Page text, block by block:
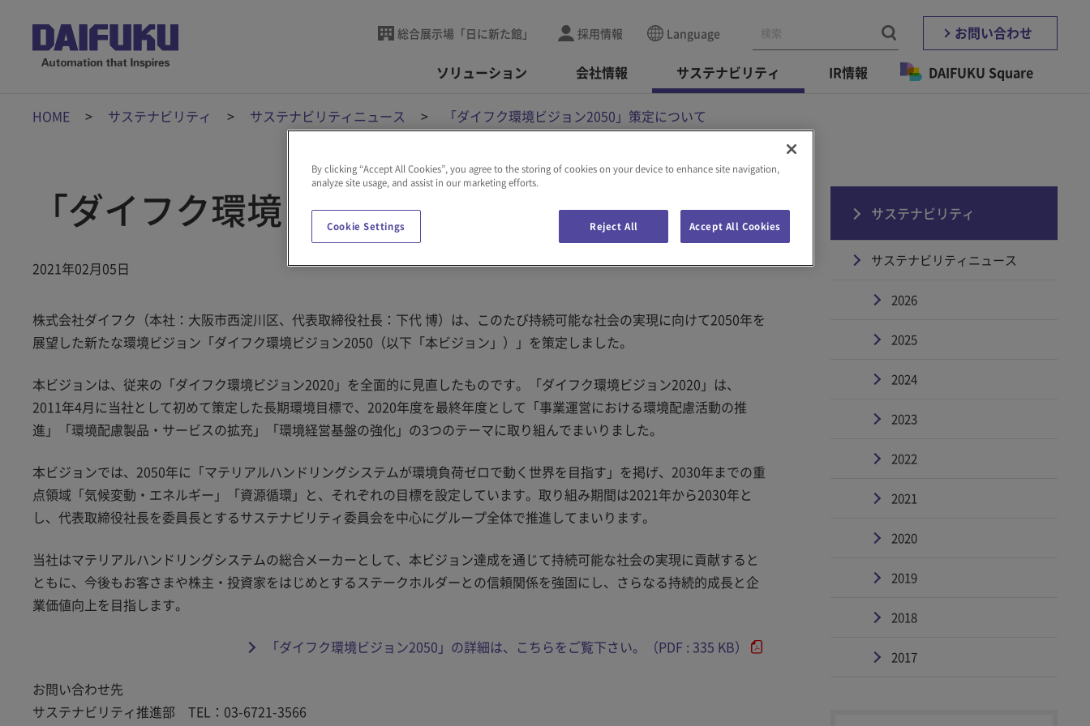
総合展示場「日に新た館」 採用情報 Language お問い合わせ
ソリューション 会社情報 サステナビリティ IR情報 DAIFUKU Square
HOME サステナビリティ サステナビリティニュース 「ダイフク環境ビジョン2050」策定について
「ダイフク環境ビジョン2050」策定について
2021年02月05日
株式会社ダイフク（本社：大阪市西淀川区、代表取締役社長：下代 博）は、このたび持続可能な社会の実現に向けて2050年を
展望した新たな環境ビジョン「ダイフク環境ビジョン2050（以下「本ビジョン」）」を策定しました。
本ビジョンは、従来の「ダイフク環境ビジョン2020」を全面的に見直したものです。「ダイフク環境ビジョン2020」は、
2011年4月に当社として初めて策定した長期環境目標で、2020年度を最終年度として「事業運営における環境配慮活動の推
進」「環境配慮製品・サービスの拡充」「環境経営基盤の強化」の3つのテーマに取り組んでまいりました。
本ビジョンでは、2050年に「マテリアルハンドリングシステムが環境負荷ゼロで動く世界を目指す」を掲げ、2030年までの重
点領域「気候変動・エネルギー」「資源循環」と、それぞれの目標を設定しています。取り組み期間は2021年から2030年と
し、代表取締役社長を委員長とするサステナビリティ委員会を中心にグループ全体で推進してまいります。
当社はマテリアルハンドリングシステムの総合メーカーとして、本ビジョン達成を通じて持続可能な社会の実現に貢献すると
ともに、今後もお客さまや株主・投資家をはじめとするステークホルダーとの信頼関係を強固にし、さらなる持続的成長と企
業価値向上を目指します。
「ダイフク環境ビジョン2050」の詳細は、こちらをご覧下さい。（PDF : 335 KB）
お問い合わせ先
サステナビリティ推進部 TEL：03-6721-3566
サステナビリティ
サステナビリティニュース
2026
2025
2024
2023
2022
2021
2020
2019
2018
2017
By clicking “Accept All Cookies”, you agree to the storing of cookies on your device to enhance site navigation,
analyze site usage, and assist in our marketing efforts.
Cookie Settings Reject All Accept All Cookies